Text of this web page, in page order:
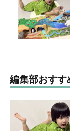
編集部おすす